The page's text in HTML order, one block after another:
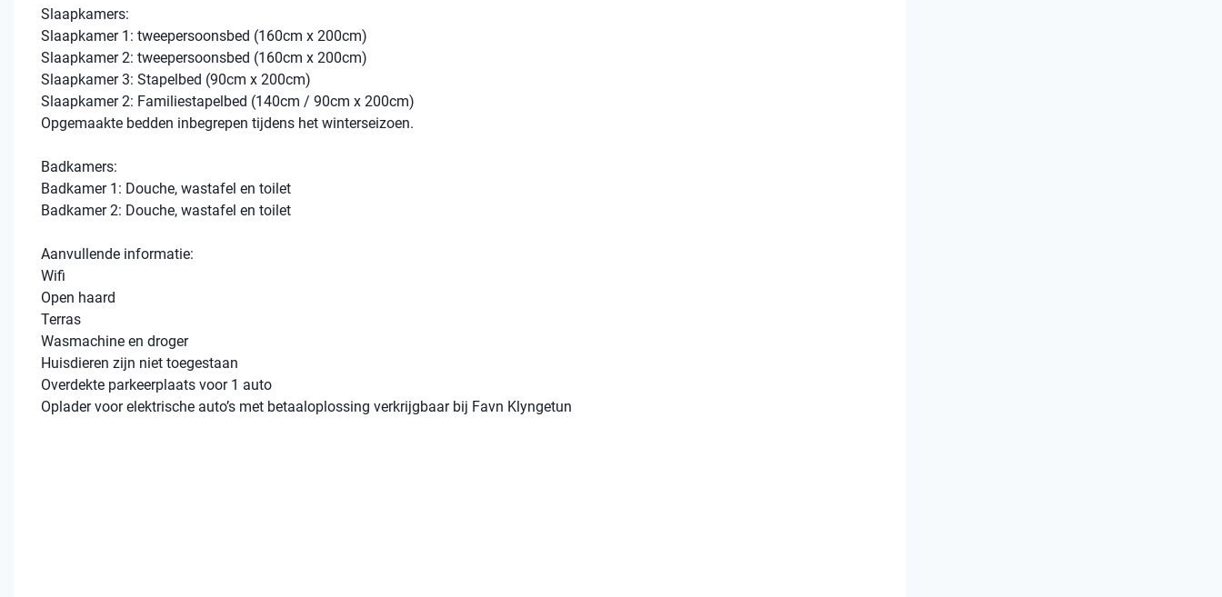
Slaapkamers:
Slaapkamer 1: tweepersoonsbed (160cm x 200cm)
Slaapkamer 2: tweepersoonsbed (160cm x 200cm)
Slaapkamer 3: Stapelbed (90cm x 200cm)
Slaapkamer 2: Familiestapelbed (140cm / 90cm x 200cm)
Opgemaakte bedden inbegrepen tijdens het winterseizoen.
Badkamers:
Badkamer 1: Douche, wastafel en toilet
Badkamer 2: Douche, wastafel en toilet
Aanvullende informatie:
Wifi
Open haard
Terras
Wasmachine en droger
Huisdieren zijn niet toegestaan
Overdekte parkeerplaats voor 1 auto
Oplader voor elektrische auto’s met betaaloplossing verkrijgbaar bij Favn Klyngetun